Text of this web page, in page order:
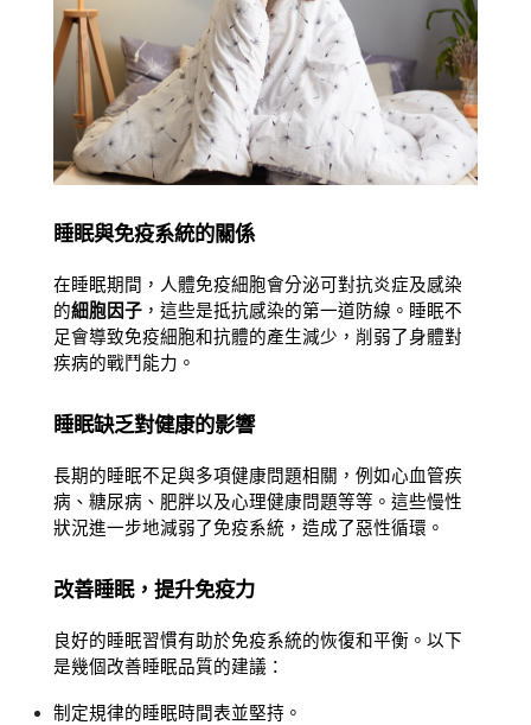
睡眠與免疫系統的關係
在睡眠期間，人體免疫細胞會分泌可對抗炎症及感染
的細胞因子 ，這些是抵抗感染的第一道防線。睡眠不
足會導致免疫細胞和抗體的產生減少，削弱了身體對
疾病的戰鬥能力。
睡眠缺乏對健康的影響
長期的睡眠不足與多項健康問題相關，例如心血管疾
病、糖尿病、肥胖以及心理健康問題等等。這些慢性
狀況進一步地減弱了免疫系統，造成了惡性循環。
改善睡眠，提升免疫力
良好的睡眠習慣有助於免疫系統的恢復和平衡。以下
是幾個改善睡眠品質的建議：
制定規律的睡眠時間表並堅持。